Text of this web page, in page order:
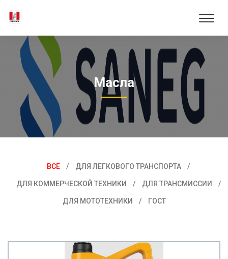
Масла
ВСЕ ДЛЯ ЛЕГКОВОГО ТРАНСПОРТА
ДЛЯ КОММЕРЧЕСКОЙ ТЕХНИКИ ДЛЯ ТРАНСМИССИИ
ДЛЯ МОТОТЕХНИКИ ГОСТ